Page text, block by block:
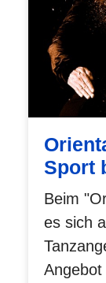
Sport
Beim
es sich